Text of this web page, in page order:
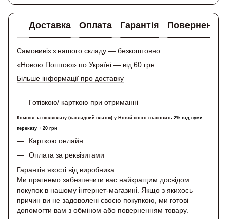
Доставка Оплата Гарантія Повернення
Самовивіз з нашого складу — безкоштовно.
«Новою Поштою» по Україні — від 60 грн.
Більше інформації про доставку
Готівкою/ карткою при отриманні
Комісія за післяплату (накладний платіж) у Новій пошті становить 2% від суми
переказу + 20 грн
Карткою онлайн
Оплата за реквізитами
Гарантія якості від виробника.
Ми прагнемо забезпечити вас найкращим досвідом
покупок в нашому інтернет-магазині. Якщо з якихось
причин ви не задоволені своєю покупкою, ми готові
допомогти вам з обміном або поверненням товару.